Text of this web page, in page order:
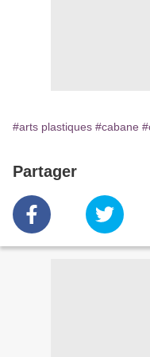
#arts plastiques #cabane
Partager